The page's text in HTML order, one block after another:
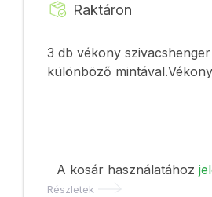
Raktáron
3 db vékony szivacshenger
különböző
A kosár használatához
Részletek